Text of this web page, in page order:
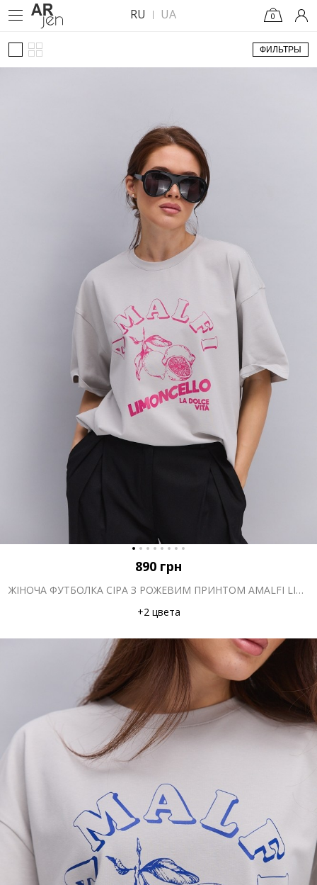
RU UA 0
ФИЛЬТРЫ
890 грн
ЖІНОЧА ФУТБОЛКА СІРА З РОЖЕВИМ ПРИНТОМ AMALFI LIMONCELLO
+2 цвета